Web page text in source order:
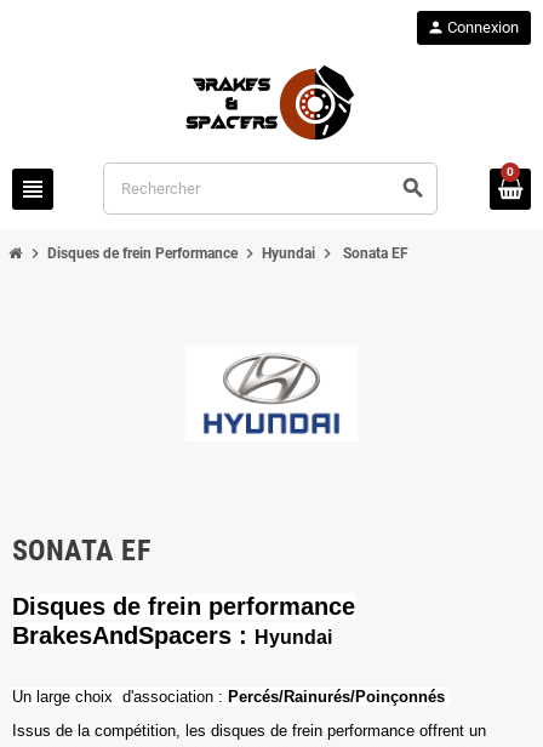
view_headline search
person Connexion
0
chevron_right Disques de frein Performance chevron_right Hyundai chevron_right Sonata EF
SONATA EF
Disques de frein performance
BrakesAndSpacers :
Hyundai
Un l arge choix d'association : Percés/Rainurés/Poinçonnés
Issus de la compétition, les disques de frein performance offrent un